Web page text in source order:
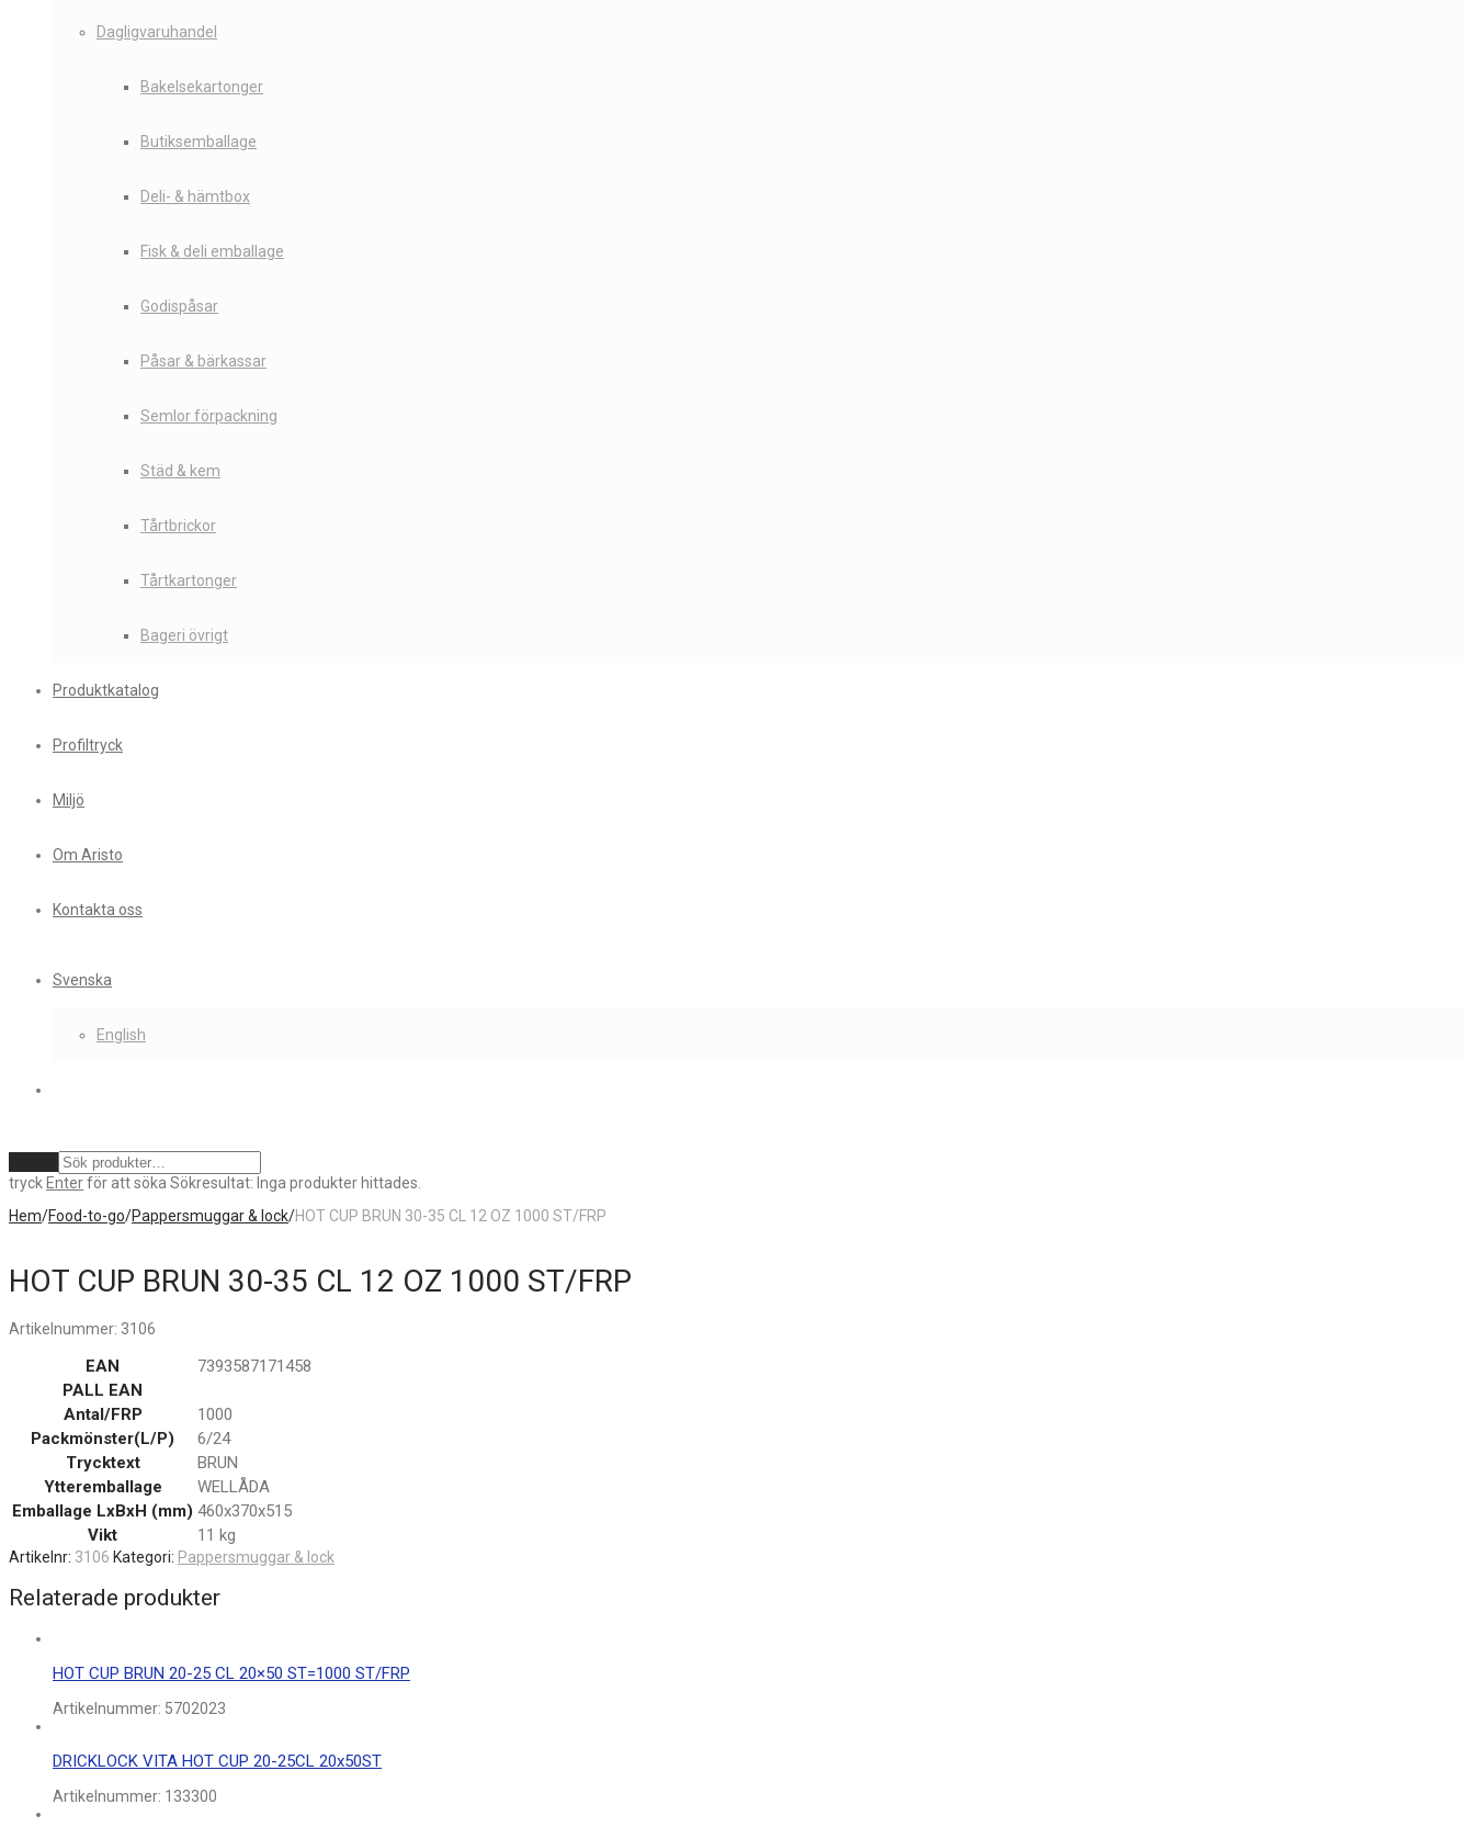
Dagligvaruhandel
Bakelsekartonger
Butiksemballage
Deli- & hämtbox
Fisk & deli emballage
Godispåsar
Påsar & bärkassar
Semlor förpackning
Städ & kem
Tårtbrickor
Tårtkartonger
Bageri övrigt
Produktkatalog
Profiltryck
Miljö
Om Aristo
Kontakta oss
Svenska
English
tryck Enterför att söka Sökresultat: Inga produkter hittades.
Hem/Food-to-go/Pappersmuggar & lock/HOT CUP BRUN 30-35 CL 12 OZ 1000 ST/FRP
HOT CUP BRUN 30-35 CL 12 OZ 1000 ST/FRP
Artikelnummer: 3106
EAN
7393587171458
PALL EAN
Antal/FRP
1000
Packmönster(L/P)
6/24
Trycktext
BRUN
Ytteremballage
WELLÅDA
Emballage LxBxH (mm) 460x370x515
Vikt
11 kg
Artikelnr: 3106 Kategori: Pappersmuggar & lock
Relaterade produkter
HOT CUP BRUN 20-25 CL 20×50 ST=1000 ST/FRP
Artikelnummer: 5702023
DRICKLOCK VITA HOT CUP 20-25CL 20x50ST
Artikelnummer: 133300